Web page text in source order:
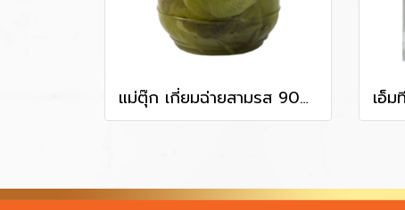
แม่ตุ๊ก เกี่ยมฉ่ายสามรส 900 g